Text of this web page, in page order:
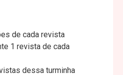
de cada revista
1 revista de cada
dessa turminha